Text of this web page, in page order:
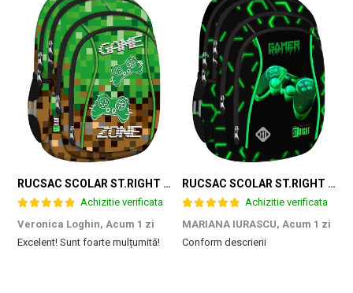
RUCSAC SCOLAR ST.RIGHT 4 COMPARTIMENTE BP-04 GAME ZONE 698187
Achizitie verificata
Veronica Loghin, Acum 1 zi
Excelent! Sunt foarte mulțumită!
RUCSAC SCOLAR ST.RIGHT 4 COMPARTIMENTE BP-04 GREEN LEVEL 301339
Achizitie verificata
MARIANA IURASCU, Acum 1 zi
Conform descrierii